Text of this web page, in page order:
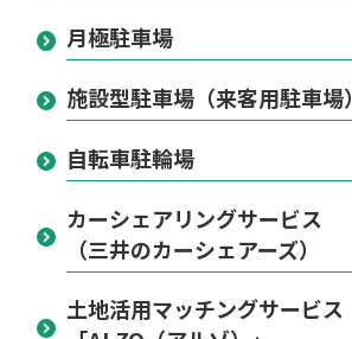
月極駐車場
施設型駐車場（来客用駐車場）
自転車駐輪場
カーシェアリングサービス
（三井のカーシェアーズ）
土地活用マッチングサービス